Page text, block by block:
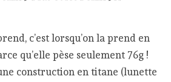
c’est lorsqu’on la prend en
qu’elle pèse seulement 76g !
construction en titane (lunette